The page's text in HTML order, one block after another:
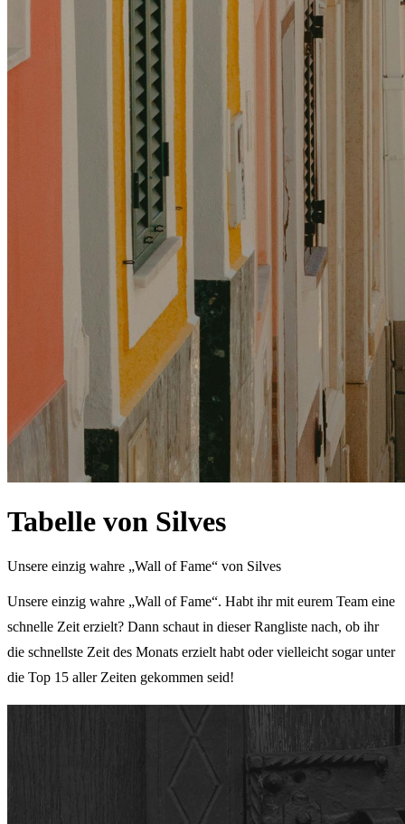
Tabelle von Silves
Unsere einzig wahre „Wall of Fame“ von Silves
Unsere einzig wahre „Wall of Fame“. Habt ihr mit eurem Team eine
schnelle Zeit erzielt? Dann schaut in dieser Rangliste nach, ob ihr
die schnellste Zeit des Monats erzielt habt oder vielleicht sogar unter
die Top 15 aller Zeiten gekommen seid!